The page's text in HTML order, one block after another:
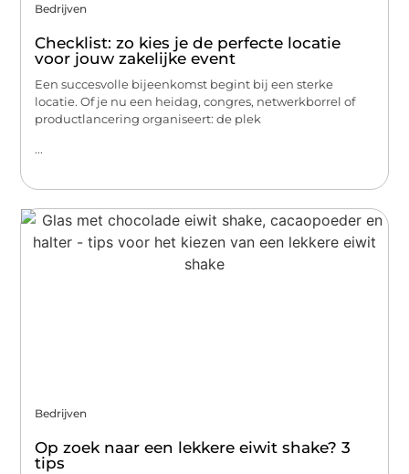
Bedrijven
Checklist: zo kies je de perfecte locatie
voor jouw zakelijke event
Een succesvolle bijeenkomst begint bij een sterke
locatie. Of je nu een heidag, congres, netwerkborrel of
productlancering organiseert: de plek
...
Bedrijven
Op zoek naar een lekkere eiwit shake? 3
tips